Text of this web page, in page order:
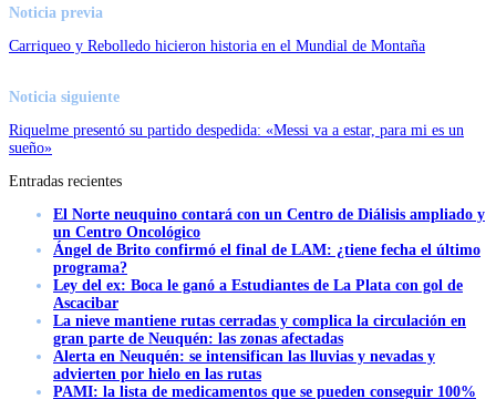
Noticia previa
Carriqueo y Rebolledo hicieron historia en el Mundial de Montaña
Noticia siguiente
Riquelme presentó su partido despedida: «Messi va a estar, para mi es un
sueño»
Entradas recientes
El Norte neuquino contará con un Centro de Diálisis ampliado y
un Centro Oncológico
Ángel de Brito confirmó el final de LAM: ¿tiene fecha el último
programa?
Ley del ex: Boca le ganó a Estudiantes de La Plata con gol de
Ascacibar
La nieve mantiene rutas cerradas y complica la circulación en
gran parte de Neuquén: las zonas afectadas
Alerta en Neuquén: se intensifican las lluvias y nevadas y
advierten por hielo en las rutas
PAMI: la lista de medicamentos que se pueden conseguir 100%